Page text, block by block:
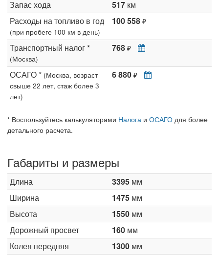
Запас хода 517 км
Расходы на топливо в год
(при пробеге 100 км в день)
100 558 ₽
Транспортный налог *
(Москва)
768 ₽
ОСАГО * (Москва, возраст
свыше 22 лет, стаж более 3
лет)
6 880 ₽
* Воспользуйтесь калькуляторами Налога и ОСАГО для более
детального расчета.
Габариты и размеры
Длина 3395 мм
Ширина
1475 мм
Высота
1550 мм
Дорожный просвет
160 мм
Колея передняя
1300 мм